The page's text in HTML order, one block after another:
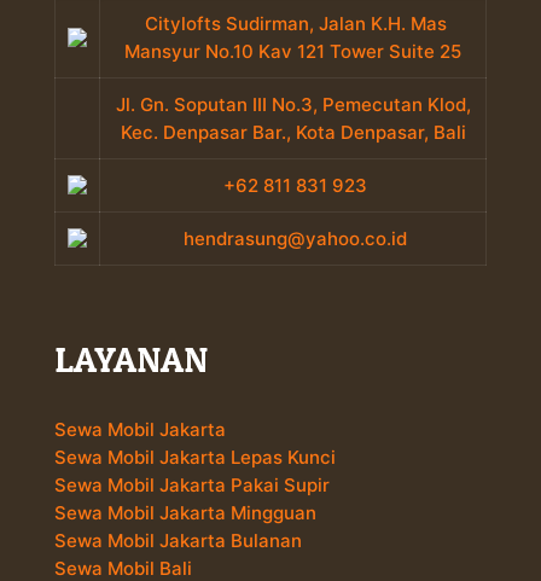
Citylofts Sudirman, Jalan K.H. Mas
Mansyur No.10 Kav 121 Tower Suite 25
Jl. Gn. Soputan III No.3, Pemecutan Klod,
Kec. Denpasar Bar., Kota Denpasar, Bali
+62 811 831 923
hendrasung@yahoo.co.id
LAYANAN
Sewa Mobil Jakarta
Sewa Mobil Jakarta Lepas Kunci
Sewa Mobil Jakarta Pakai Supir
Sewa Mobil Jakarta Mingguan
Sewa Mobil Jakarta Bulanan
Sewa Mobil Bali